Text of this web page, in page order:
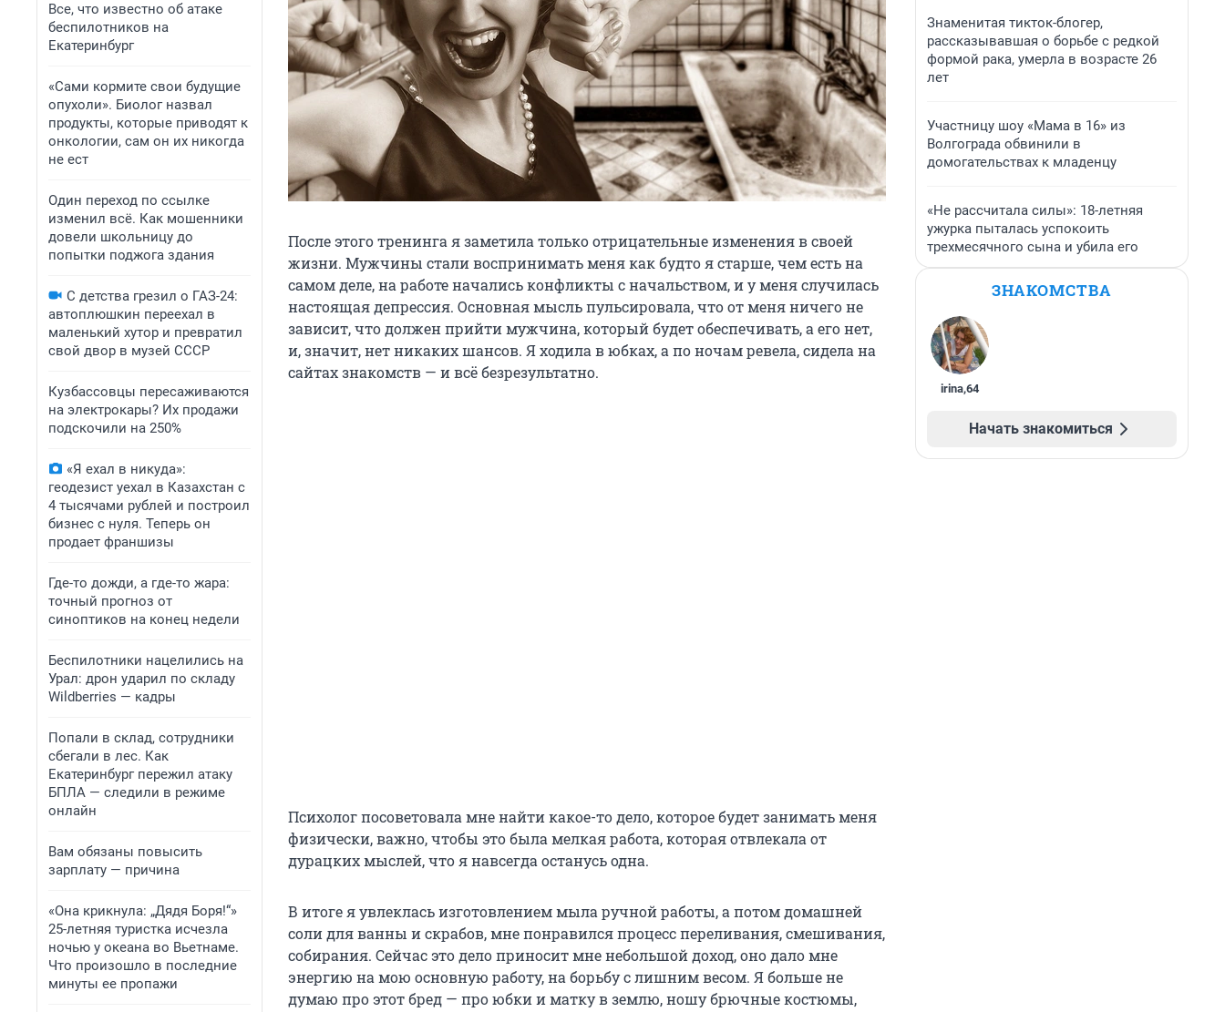
Все, что известно об атаке
беспилотников на
Екатеринбург
«Сами кормите свои будущие
опухоли». Биолог назвал
продукты, которые приводят к
онкологии, сам он их никогда
не ест
Один переход по ссылке
изменил всё. Как мошенники
довели школьницу до
попытки поджога здания
С детства грезил о ГАЗ-24:
автоплюшкин переехал в
маленький хутор и превратил
свой двор в музей СССР
Кузбассовцы пересаживаются
на электрокары? Их продажи
подскочили на 250%
«Я ехал в никуда»:
геодезист уехал в Казахстан с
4 тысячами рублей и построил
бизнес с нуля. Теперь он
продает франшизы
Где-то дожди, а где-то жара:
точный прогноз от
синоптиков на конец недели
Беспилотники нацелились на
Урал: дрон ударил по складу
Wildberries — кадры
Попали в склад, сотрудники
сбегали в лес. Как
Екатеринбург пережил атаку
БПЛА — следили в режиме
онлайн
Вам обязаны повысить
зарплату — причина
«Она крикнула: „Дядя Боря!“»
25-летняя туристка исчезла
ночью у океана во Вьетнаме.
Что произошло в последние
минуты ее пропажи
После этого тренинга я заметила только отрицательные изменения в своей
жизни. Мужчины стали воспринимать меня как будто я старше, чем есть на
самом деле, на работе начались конфликты с начальством, и у меня случилась
настоящая депрессия. Основная мысль пульсировала, что от меня ничего не
зависит, что должен прийти мужчина, который будет обеспечивать, а его нет,
и, значит, нет никаких шансов. Я ходила в юбках, а по ночам ревела, сидела на
сайтах знакомств — и всё безрезультатно.
Психолог посоветовала мне найти какое-то дело, которое будет занимать меня
физически, важно, чтобы это была мелкая работа, которая отвлекала от
дурацких мыслей, что я навсегда останусь одна.
В итоге я увлеклась изготовлением мыла ручной работы, а потом домашней
соли для ванны и скрабов, мне понравился процесс переливания, смешивания,
собирания. Сейчас это дело приносит мне небольшой доход, оно дало мне
энергию на мою основную работу, на борьбу с лишним весом. Я больше не
думаю про этот бред — про юбки и матку в землю, ношу брючные костюмы,
Знаменитая тикток-блогер,
рассказывавшая о борьбе с редкой
формой рака, умерла в возрасте 26
лет
Участницу шоу «Мама в 16» из
Волгограда обвинили в
домогательствах к младенцу
«Не рассчитала силы»: 18-летняя
ужурка пыталась успокоить
трехмесячного сына и убила его
ЗНАКОМСТВА
irina,64
Начать знакомиться